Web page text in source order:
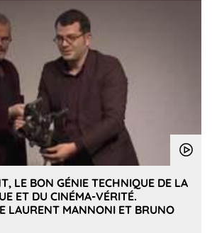
LE BON GÉNIE TECHNIQUE DE LA
ET DU CINÉMA-VÉRITÉ.
LAURENT MANNONI ET BRUNO